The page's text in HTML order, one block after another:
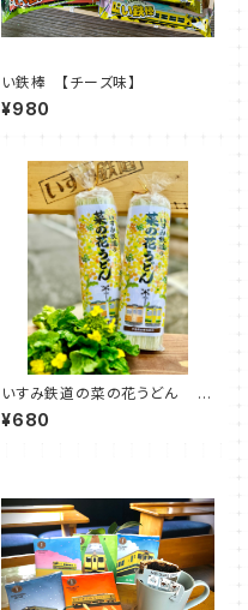
い鉄棒 【チーズ味】
¥980
いすみ鉄道の菜の花うどん
(250ｇ×２袋入)
¥680